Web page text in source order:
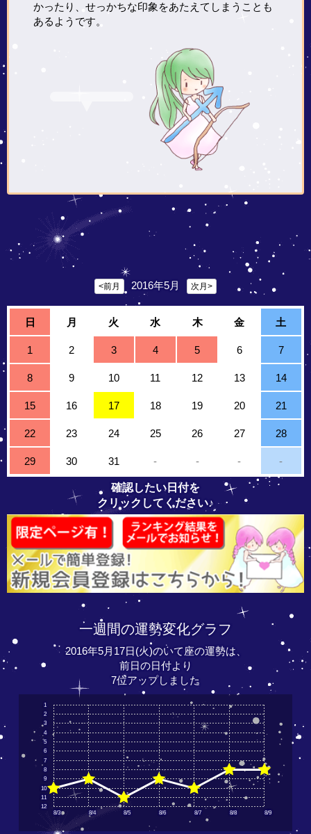
かったり、せっかちな印象をあたえてしまうことも
あるようです。
<前月 2016年5月 次月>
日 月 火 水 木 金 土
1 2 3 4 5 6 7
8 9 10 11 12 13 14
15 16 17 18 19 20 21
22 23 24 25 26 27 28
29 30 31 - - - -
確認したい日付を
クリックしてください♪
一週間の運勢変化グラフ
2016年5月17日(火)のいて座の運勢は、
前日の日付より
7位アップしました
8/3 8/4 8/5 8/6 8/7 8/8 8/9
12
11
10
9
8
7
6
5
4
3
2
1